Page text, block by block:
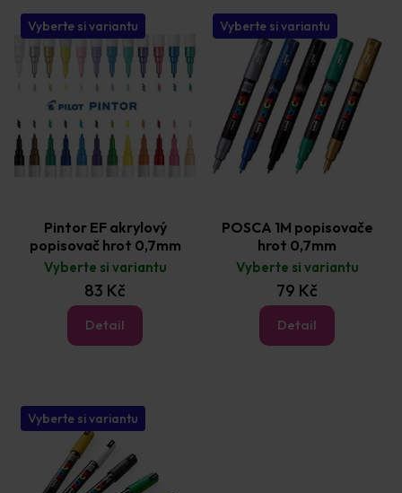
Vyberte si variantu
Pintor EF akrylový
popisovač hrot 0,7mm
Vyberte si variantu
83 Kč
Detail
Vyberte si variantu
POSCA 1M popisovače
hrot 0,7mm
Vyberte si variantu
79 Kč
Detail
Vyberte si variantu